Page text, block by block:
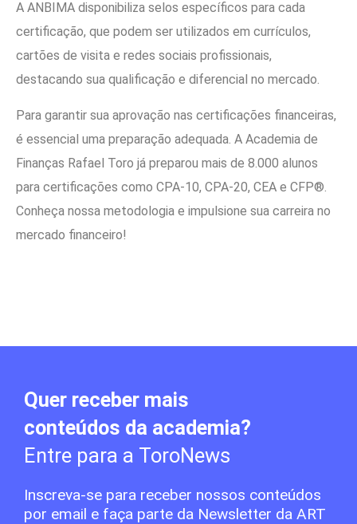
A ANBIMA disponibiliza selos específicos para cada
certificação, que podem ser utilizados em currículos,
cartões de visita e redes sociais profissionais,
destacando sua qualificação e diferencial no mercado.
Para garantir sua aprovação nas certificações financeiras,
é essencial uma preparação adequada. A Academia de
Finanças Rafael Toro já preparou mais de 8.000 alunos
para certificações como CPA-10, CPA-20, CEA e CFP®.
Conheça nossa metodologia e impulsione sua carreira no
mercado financeiro!
Quer receber mais
conteúdos da academia?
Entre para a ToroNews
Inscreva-se para receber nossos conteúdos
por email e faça parte da Newsletter da ART